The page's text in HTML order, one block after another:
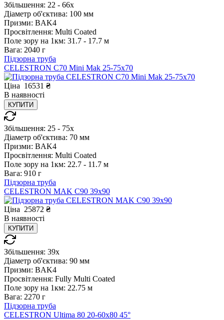
Збільшення: 22 - 66x
Діаметр об'єктива: 100 мм
Призми: BAK4
Просвітлення: Multi Coated
Поле зору на 1км: 31.7 - 17.7 м
Вага: 2040 г
Підзорна труба
CELESTRON C70 Mini Mak 25-75x70
Ціна 16531 ₴
В наявності
КУПИТИ
Збільшення: 25 - 75x
Діаметр об'єктива: 70 мм
Призми: BAK4
Просвітлення: Multi Coated
Поле зору на 1км: 22.7 - 11.7 м
Вага: 910 г
Підзорна труба
CELESTRON MAK C90 39x90
Ціна 25872 ₴
В наявності
КУПИТИ
Збільшення: 39x
Діаметр об'єктива: 90 мм
Призми: BAK4
Просвітлення: Fully Multi Coated
Поле зору на 1км: 22.75 м
Вага: 2270 г
Підзорна труба
CELESTRON Ultima 80 20-60x80 45°